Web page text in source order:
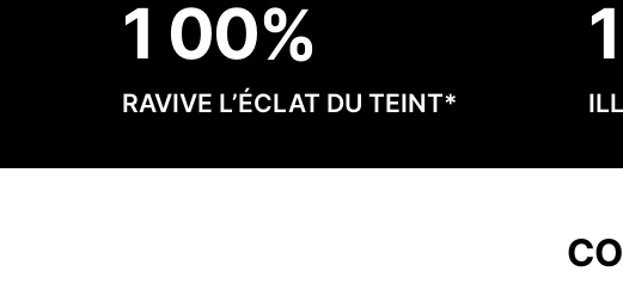
1 00
RAVIVE L’ÉCLAT DU TEINT*
1